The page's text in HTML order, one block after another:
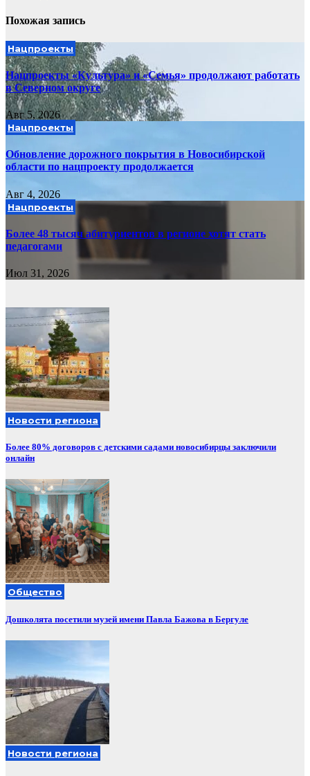
Похожая запись
Нацпроекты
Нацпроекты «Культура» и «Семья» продолжают работать
в Северном округе
Авг 5, 2026
Нацпроекты
Обновление дорожного покрытия в Новосибирской
области по нацпроекту продолжается
Авг 4, 2026
Нацпроекты
Более 48 тысяч абитуриентов в регионе хотят стать
педагогами
Июл 31, 2026
Новости региона
Более 80% договоров с детскими садами новосибирцы заключили
онлайн
Общество
Дошколята посетили музей имени Павла Бажова в Бергуле
Новости региона